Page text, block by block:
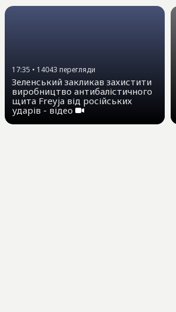
17:35 • 14043 перегляди
Зеленський закликав захистити
виробництво антибалістичного
щита Freyja від російських
ударів - відео